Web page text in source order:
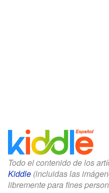
Todo el contenido de los
Kiddle (incluidas las
libremente para fines